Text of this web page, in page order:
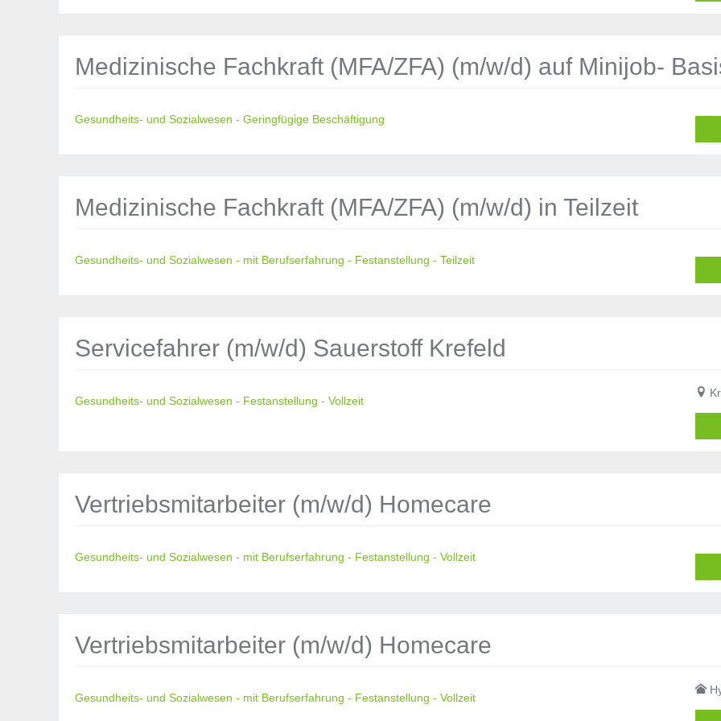
Medizinische Fachkraft (MFA/ZFA) (m/w/d) auf Minijob-
Gesundheits- und Sozialwesen - Geringfügige Beschäftigung
Medizinische Fachkraft (MFA/ZFA) (m/w/d) in Teilzeit
Gesundheits- und Sozialwesen - mit Berufserfahrung - Festanstellung - Teilzeit
Servicefahrer (m/w/d) Sauerstoff Krefeld
Gesundheits- und Sozialwesen - Festanstellung - Vollzeit
Vertriebsmitarbeiter (m/w/d) Homecare
Gesundheits- und Sozialwesen - mit Berufserfahrung - Festanstellung - Vollzeit
Vertriebsmitarbeiter (m/w/d) Homecare
Gesundheits- und Sozialwesen - mit Berufserfahrung - Festanstellung - Vollzeit